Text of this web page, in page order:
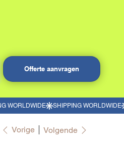
Offerte aanvragen
Vorige Volgende